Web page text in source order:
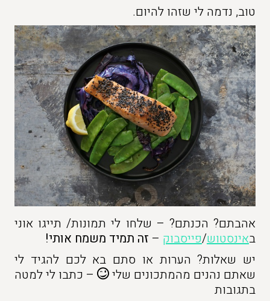
טוב, נדמה לי שזהו להיום.
אהבתם? הכנתם? – שלחו לי תמונות/ תייגו אוני
באינסטוש/פייסבוק – זה תמיד משמח אותי!
יש שאלות? הערות או סתם בא לכם להגיד לי
שאתם נהנים מהמתכונים שלי
– כתבו לי למטה
בתגובות